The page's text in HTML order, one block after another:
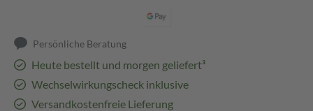
Persönliche Beratung
Heute bestellt und morgen geliefert³
Wechselwirkungscheck inklusive
Versandkostenfreie Lieferung